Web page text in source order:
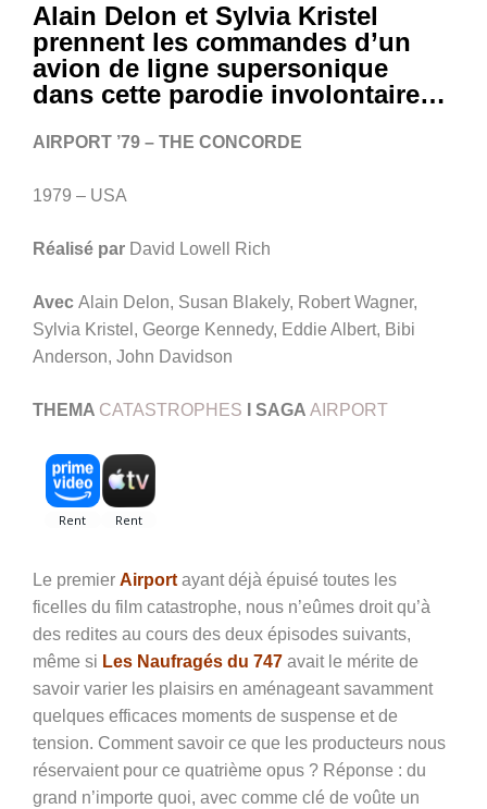
Alain Delon et Sylvia Kristel
prennent les commandes d’un
avion de ligne supersonique
dans cette parodie involontaire…
AIRPORT ’79 – THE CONCORDE
1979 – USA
Réalisé par David Lowell Rich
Avec Alain Delon, Susan Blakely, Robert Wagner,
Sylvia Kristel, George Kennedy, Eddie Albert, Bibi
Anderson, John Davidson
THEMA CATASTROPHES I SAGA AIRPORT
Le premier Airport ayant déjà épuisé toutes les
ficelles du film catastrophe, nous n’eûmes droit qu’à
des redites au cours des deux épisodes suivants,
même si Les Naufragés du 747 avait le mérite de
savoir varier les plaisirs en aménageant savamment
quelques efficaces moments de suspense et de
tension. Comment savoir ce que les producteurs nous
réservaient pour ce quatrième opus ? Réponse : du
grand n’importe quoi, avec comme clé de voûte un